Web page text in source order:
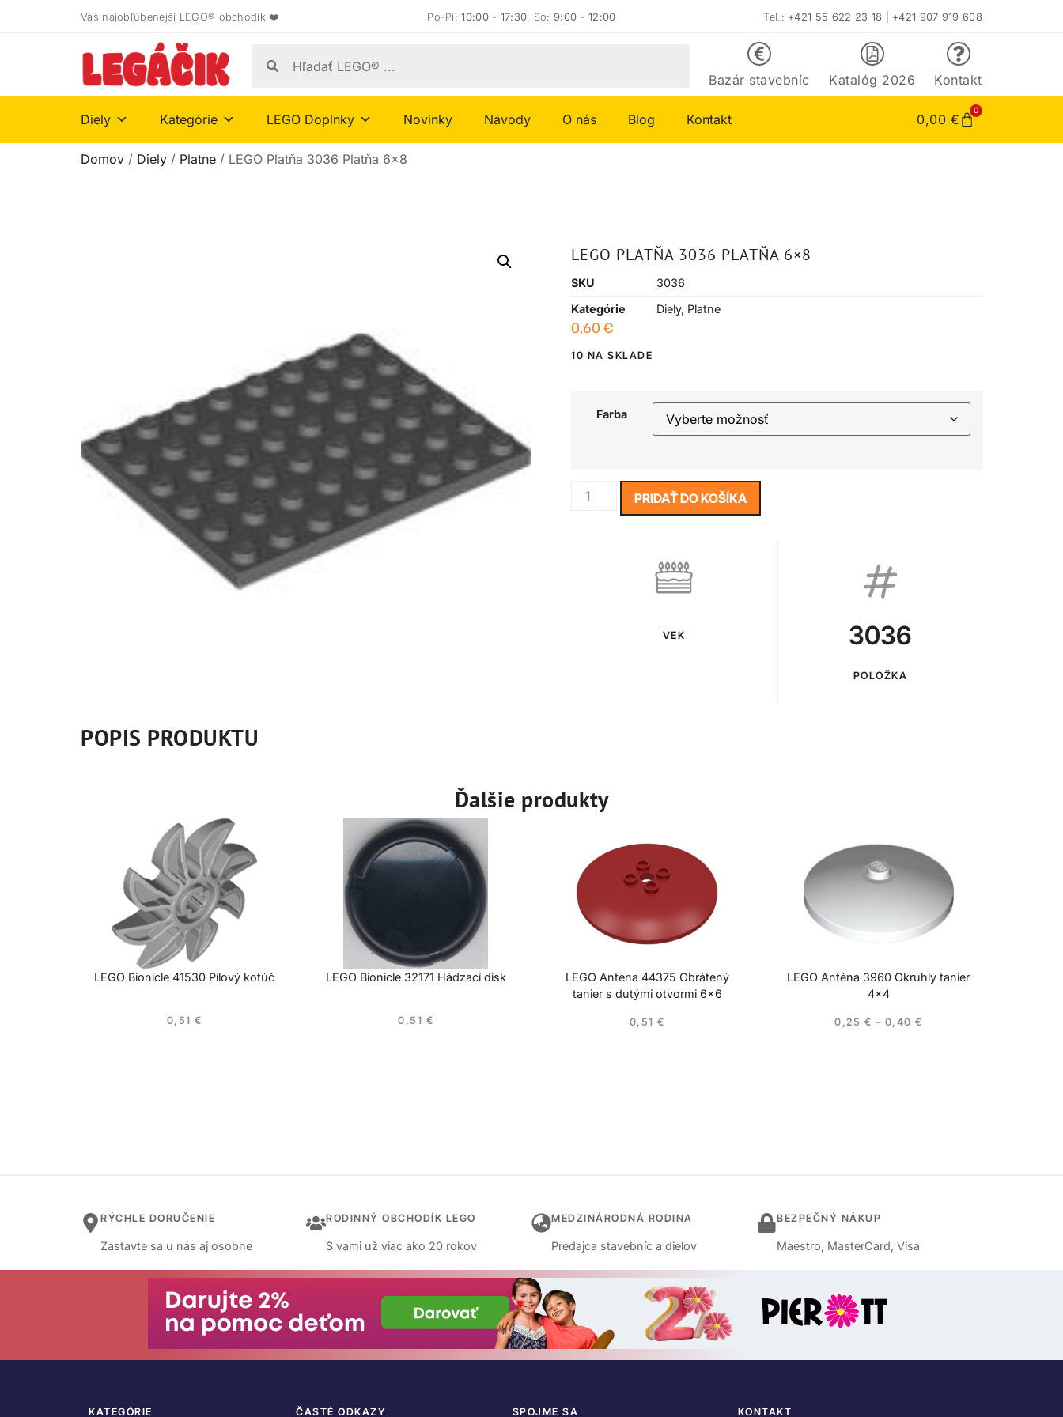
Váš najobľúbenejší LEGO® obchodík ❤️ Po-Pi:10:00 - 17:30, So:9:00 - 12:00 Tel.: +421 55 622 23 18 +421 907 919 608
Bazár stavebníc Katalóg 2026 Kontakt
Diely Kategórie LEGO Doplnky Novinky Návody O nás Blog Kontakt 0,00 €
0
Domov / Diely / Platne / LEGO Platňa 3036 Platňa 6×8
LEGO PLATŇA 3036 PLATŇA 6×8
SKU
3036
Kategórie
Diely, Platne
0,60 €
10 NA SKLADE
Farba
PRIDAŤ DO KOŠÍKA
VEK 3036
POLOŽKA
POPIS PRODUKTU
Ďalšie produkty
LEGO Bionicle 41530 Pílový kotúč
0,51€
LEGO Bionicle 32171 Hádzací disk
0,51 €
LEGO Anténa 44375 Obrátený
tanier s dutými otvormi 6×6
0,51€
LEGO Anténa 3960 Okrúhly tanier
4×4
0,25 € – 0,40 €
RÝCHLE DORUČENIE
Zastavte sa u nás aj osobne
RODINNÝ OBCHODÍK LEGO
S vami už viac ako 20 rokov
MEDZINÁRODNÁ RODINA
Predajca stavebníc a dielov
BEZPEČNÝ NÁKUP
Maestro, MasterCard, Visa
KATEGÓRIE ČASTÉ ODKAZY SPOJME SA KONTAKT